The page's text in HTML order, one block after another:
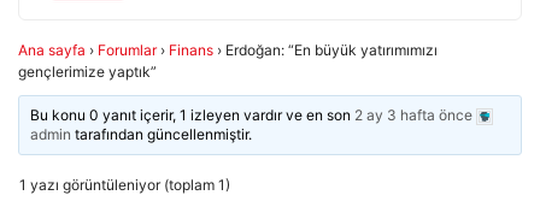
Ana sayfa › Forumlar › Finans › Erdoğan: “En büyük yatırımımızı
gençlerimize yaptık”
Bu konu 0 yanıt içerir, 1 izleyen vardır ve en son 2 ay 3 hafta önce
admin tarafından güncellenmiştir.
1 yazı görüntüleniyor (toplam 1)